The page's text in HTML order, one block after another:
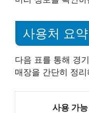
사용처 요약
다음 표를 통해 경
매장을 간단히 정
사용 가능